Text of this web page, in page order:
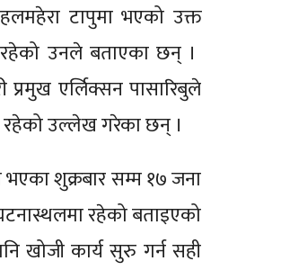
टापुमा भएको उक्त
रहेको उनले बताएका छन् ।
प्रमुख एर्लिक्सन पासारिबुले
रहेको उल्लेख गरेका छन् ।
भएका शुक्रबार सम्म १७ जना
रहेको बताइएको
खोजी कार्य सुरु गर्न सही